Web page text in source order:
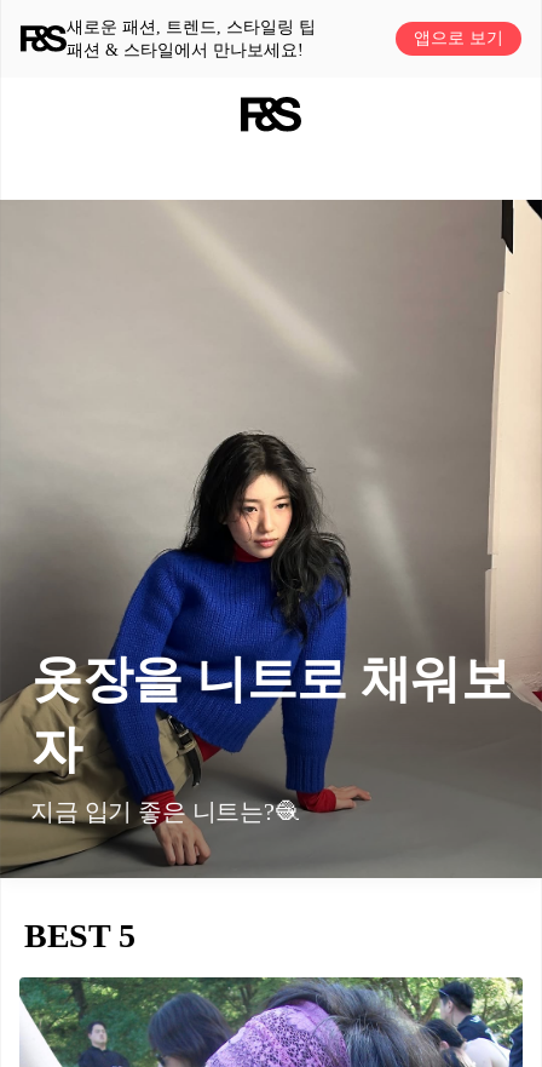
새로운 패션, 트렌드, 스타일링 팁
패션 & 스타일에서 만나보세요!
앱으로 보기
옷장을 니트로 채워보
자
지금 입기 좋은 니트는?🧶
BEST 5